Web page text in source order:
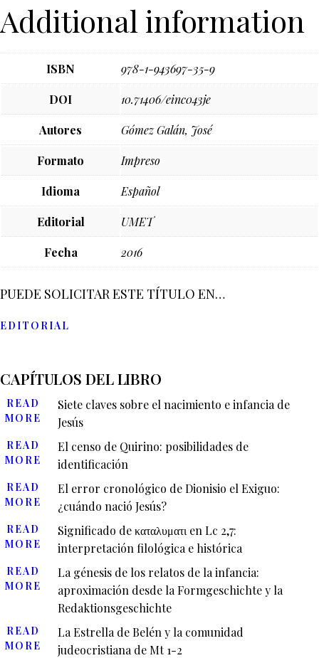
Additional information
ISBN 978-1-943697-35-9
DOI 10.71406/einc043je
Autores Gómez Galán, José
Formato Impreso
Idioma Español
Editorial UMET
Fecha 2016
PUEDE SOLICITAR ESTE TÍTULO EN…
EDITORIAL
CAPÍTULOS DEL LIBRO
READ
MORE
Siete claves sobre el nacimiento e infancia de
Jesús
READ
MORE
El censo de Quirino: posibilidades de
identificación
READ
MORE
El error cronológico de Dionisio el Exiguo:
¿cuándo nació Jesús?
READ
MORE
Significado de καταλυματι en Lc 2,7:
interpretación filológica e histórica
READ
MORE
La génesis de los relatos de la infancia:
aproximación desde la Formgeschichte y la
Redaktionsgeschichte
READ
MORE
La Estrella de Belén y la comunidad
judeocristiana de Mt 1-2